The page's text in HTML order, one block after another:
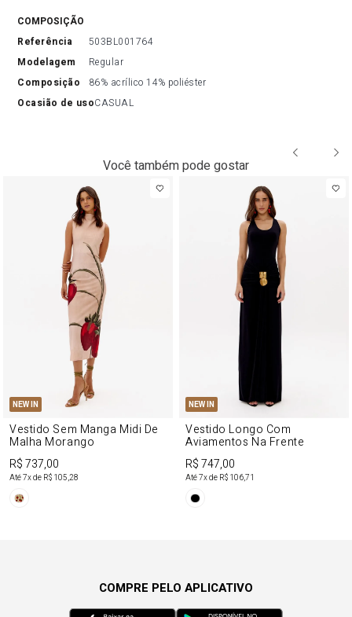
COMPOSIÇÃO
referência
503BL001764
modelagem
Regular
composição
86% acrílico 14% poliéster
ocasião de usoCASUAL
Você também pode gostar
NEW IN
Vestido Sem Manga Midi De
Malha Morango
R$ 737,00
Até7x de R$ 105,28
NEW IN
Vestido Longo Com
Aviamentos Na Frente
R$ 747,00
Até7x de R$ 106,71
COMPRE PELO APLICATIVO